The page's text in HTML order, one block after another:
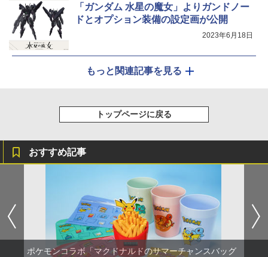
「ガンダム 水星の魔女」よりガンドノー
ドとオプション装備の設定画が公開
2023年6月18日
もっと関連記事を見る
トップページに戻る
おすすめ記事
ポケモンコラボ「マクドナルドのサマーチャンスバッグ